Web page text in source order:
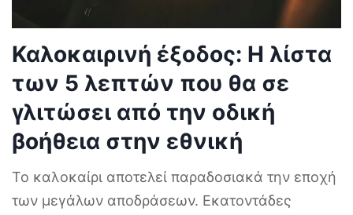
Καλοκαιρινή έξοδος: Η λίστα
των 5 λεπτών που θα σε
γλιτώσει από την οδική
βοήθεια στην εθνική
Το καλοκαίρι αποτελεί παραδοσιακά την εποχή
των μεγάλων αποδράσεων. Εκατοντάδες